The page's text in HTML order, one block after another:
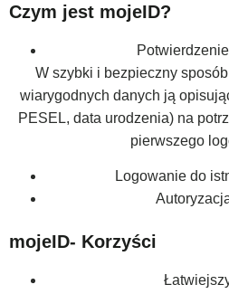
Czym jest mojeID?
W szybki i bezpieczny
wiarygodnych danych ją
PESEL, data urodzenia) na
pierwszego
Logowanie do
mojeID- Korzyści